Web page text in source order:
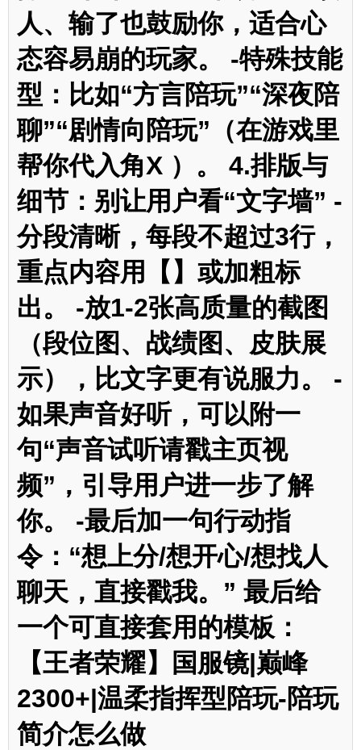
人、输了也鼓励你，适合心
态容易崩的玩家。 -特殊技能
型：比如“方言陪玩”“深夜陪
聊”“剧情向陪玩”（在游戏里
帮你代入角X ）。 4.排版与
细节：别让用户看“文字墙” -
分段清晰，每段不超过3行，
重点内容用【】或加粗标
出。 -放1-2张高质量的截图
（段位图、战绩图、皮肤展
示），比文字更有说服力。 -
如果声音好听，可以附一
句“声音试听请戳主页视
频”，引导用户进一步了解
你。 -最后加一句行动指
令：“想上分/想开心/想找人
聊天，直接戳我。” 最后给
一个可直接套用的模板：
【王者荣耀】国服镜|巅峰
2300+|温柔指挥型陪玩-陪玩
简介怎么做